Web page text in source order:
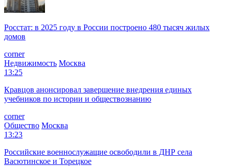
Росстат: в 2025 году в России построено 480 тысяч жилых
домов
corner
Недвижимость Москва
13:25
Кравцов анонсировал завершение внедрения единых
учебников по истории и обществознанию
corner
Общество Москва
13:23
Российские военнослужащие освободили в ДНР села
Васютинское и Торецкое